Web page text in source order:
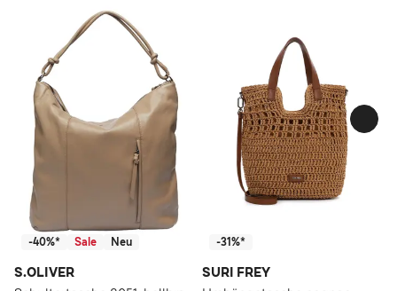
-40%* Sale Neu
S.OLIVER
-31%*
SURI FREY